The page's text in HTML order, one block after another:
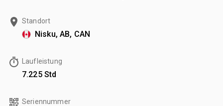
Standort
Nisku, AB, CAN
Laufleistung
7.225 Std
Seriennummer